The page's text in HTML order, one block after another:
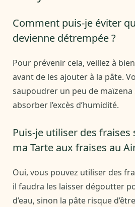
Comment puis-je éviter
devienne détrempée ?
Pour prévenir cela, veillez à
avant de les ajouter à la pâte.
saupoudrer un peu de
absorber l’excès d’humidité.
Puis-je utiliser des
ma Tarte aux fraises au
Oui, vous pouvez utiliser des
il faudra les laisser dégoutter
d’eau, sinon la pâte risque